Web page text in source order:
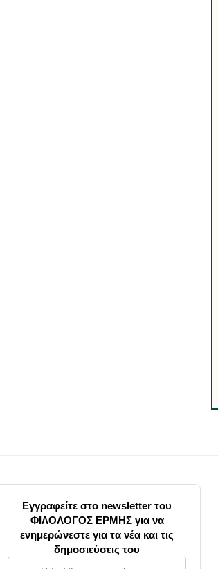
Εγγραφείτε στο newsletter του
ΦΙΛΟΛΟΓΟΣ ΕΡΜΗΣ για να
ενημερώνεστε για τα νέα και τις
δημοσιεύσεις του